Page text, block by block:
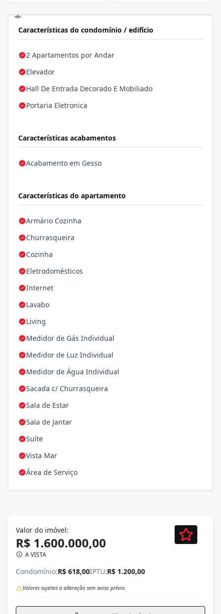
Características do condomínio / edifício
2 Apartamentos por Andar
Elevador
Hall De Entrada Decorado E Mobiliado
Portaria Eletronica
Características acabamentos
Acabamento em Gesso
Características do apartamento
Armário Cozinha
Churrasqueira
Cozinha
Eletrodomésticos
Internet
Lavabo
Living
Medidor de Gás Individual
Medidor de Luz Individual
Medidor de Água Individual
Sacada c/ Churrasqueira
Sala de Estar
Sala de Jantar
Suíte
Vista Mar
Área de Serviço
Valor do imóvel:
R$ 1.600.000,00
A VISTA
Condomínio:R$ 618,00IPTU:R$ 1.200,00
Valores sujeitos a alteração sem aviso prévio.